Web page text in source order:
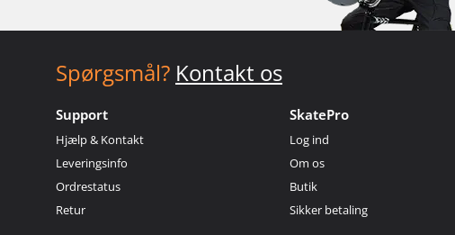
Spørgsmål? Kontakt os
Support
Hjælp & Kontakt
Leveringsinfo
Ordrestatus
Retur
SkatePro
Log ind
Om os
Butik
Sikker betaling